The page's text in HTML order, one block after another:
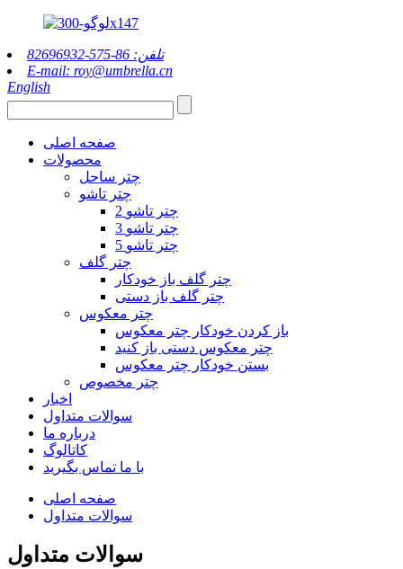
تلفن: 86-575-82696932
E-mail: roy@umbrella.cn
English
صفحه اصلی
محصولات
چتر ساحل
چتر تاشو
2 چتر تاشو
3 چتر تاشو
5 چتر تاشو
چتر گلف
چتر گلف باز خودکار
چتر گلف باز دستی
چتر معکوس
باز کردن خودکار چتر معکوس
چتر معکوس دستی باز کنید
بستن خودکار چتر معکوس
چتر مخصوص
اخبار
سوالات متداول
درباره ما
کاتالوگ
با ما تماس بگیرید
صفحه اصلی
سوالات متداول
سوالات متداول